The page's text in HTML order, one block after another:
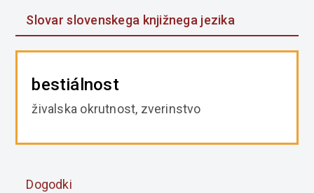
Slovar slovenskega knjižnega jezika
bestiálnost
živalska okrutnost, zverinstvo
Dogodki